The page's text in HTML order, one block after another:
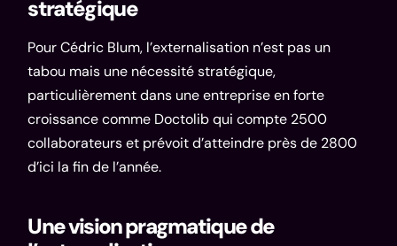
stratégique
Pour Cédric Blum, l’externalisation n’est pas un
tabou mais une nécessité stratégique,
particulièrement dans une entreprise en forte
croissance comme Doctolib qui compte 2500
collaborateurs et prévoit d’atteindre près de 2800
d’ici la fin de l’année.
Une vision pragmatique de